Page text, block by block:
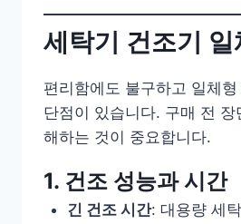
세탁기 건조기 일
편리함에도 불구하고 일체
단점이 있습니다. 구매 전 장
해하는 것이 중요합니다.
1. 건조 성능과 시간
긴 건조 시간: 대용량 세